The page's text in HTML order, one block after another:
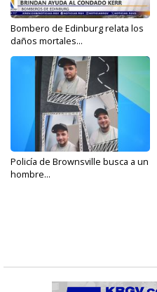
Bombero de Edinburg relata los
daños mortales...
Policía de Brownsville busca a un
hombre...